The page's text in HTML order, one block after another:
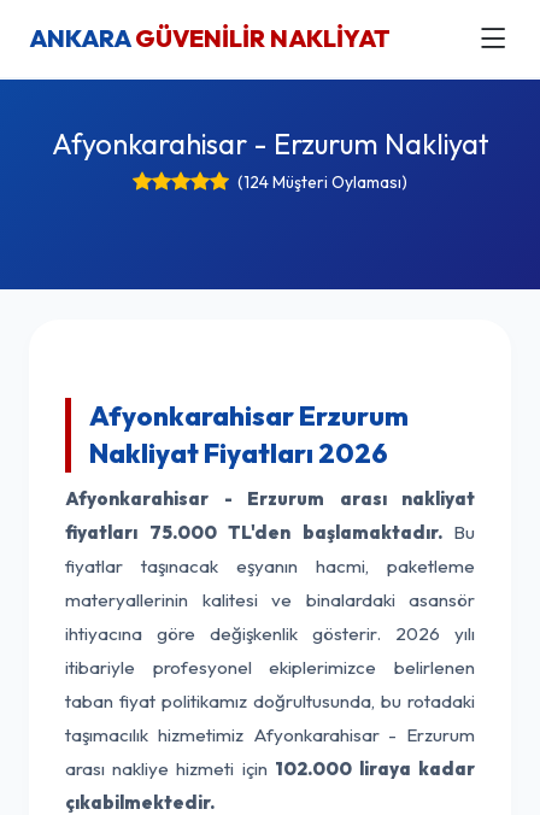
ANKARAGÜVENİLİR NAKLİYAT
Afyonkarahisar - Erzurum Nakliyat
(124 Müşteri Oylaması)
Afyonkarahisar Erzurum
Nakliyat Fiyatları 2026
Afyonkarahisar - Erzurum arası nakliyat
fiyatları 75.000 TL'den başlamaktadır.Bu
fiyatlar taşınacak eşyanın hacmi, paketleme
materyallerinin kalitesi ve binalardaki asansör
ihtiyacına göre değişkenlik gösterir. 2026 yılı
itibariyle profesyonel ekiplerimizce belirlenen
taban fiyat politikamız doğrultusunda, bu rotadaki
taşımacılık hizmetimiz Afyonkarahisar - Erzurum
arası nakliye hizmeti için 102.000 liraya kadar
çıkabilmektedir.